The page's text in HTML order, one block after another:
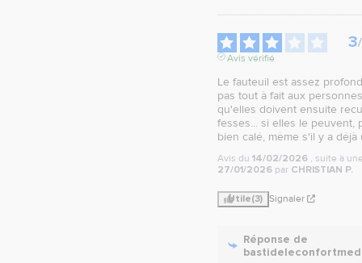
3/
Avis vérifié
Le fauteuil est assez
pas tout à fait aux
qu'elles doivent ensuite
fesses... si elles le peuvent,
bien calé, même s'il y a déjà
Avis du 14/02/2026 , suite à
27/01/2026 par CHRISTIAN P.
Utile(3) Signaler
Réponse de